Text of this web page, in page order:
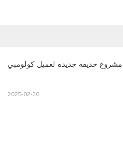
مشروع حديقة جديدة لعميل كولومبي
2025-02-26